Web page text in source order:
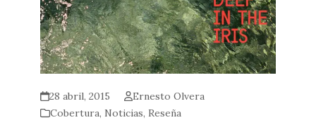
28 abril, 2015
Ernesto Olvera
Cobertura, Noticias,Reseña